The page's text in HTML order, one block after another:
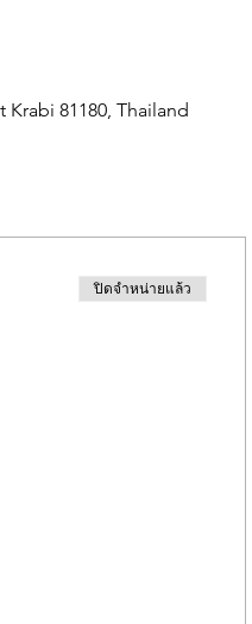
Krabi 81180, Thailand
ปิดจำหน่ายแล้ว